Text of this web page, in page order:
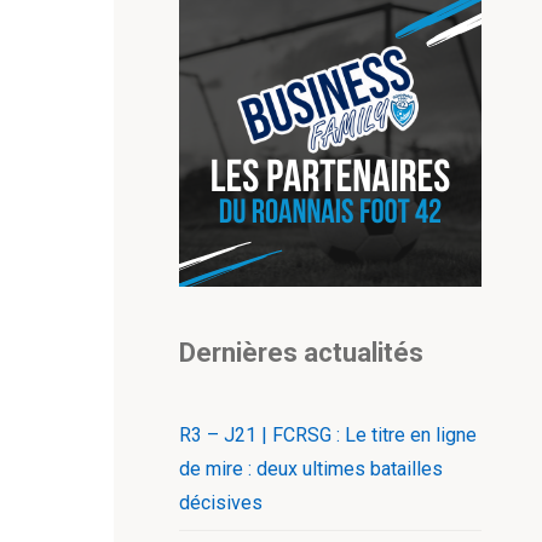
Dernières actualités
R3 – J21 | FCRSG : Le titre en ligne
de mire : deux ultimes batailles
décisives